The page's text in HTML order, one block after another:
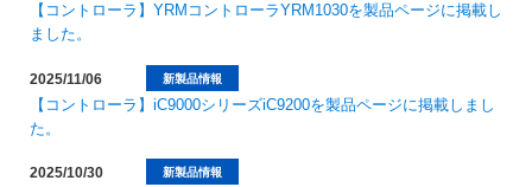
【コントローラ】YRMコントローラYRM1030を製品ページに掲載し
ました。
新製品情報
2025/11/06
【コントローラ】iC9000シリーズiC9200を製品ページに掲載しまし
た。
新製品情報
2025/10/30